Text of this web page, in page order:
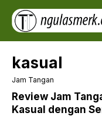
Skip
content
kasual
Jam Tangan
Review Jam
Kasual dengan